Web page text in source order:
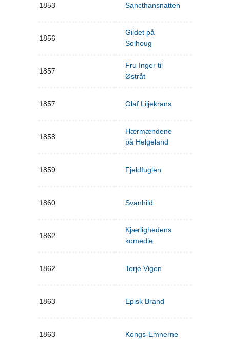
1853 Sancthansnatten
1856
Gildet på
Solhoug
1857
Fru Inger til
Østråt
1857 Olaf Liljekrans
1858
Hærmændene
på Helgeland
1859 Fjeldfuglen
1860 Svanhild
1862
Kjærlighedens
komedie
1862 Terje Vigen
1863 Episk Brand
1863 Kongs-Emnerne